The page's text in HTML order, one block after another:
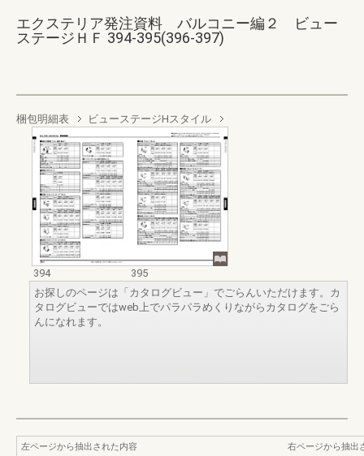
エクステリア発注資料 バルコニー編２ ビュー
ステージＨＦ 394-395(396-397)
梱包明細表 ビューステージHスタイル
394
395
お探しのページは「カタログビュー」でごらんいただけます。カ
タログビューではweb上でパラパラめくりながらカタログをごら
んになれます。
左ページから抽出された内容
右ページから抽出